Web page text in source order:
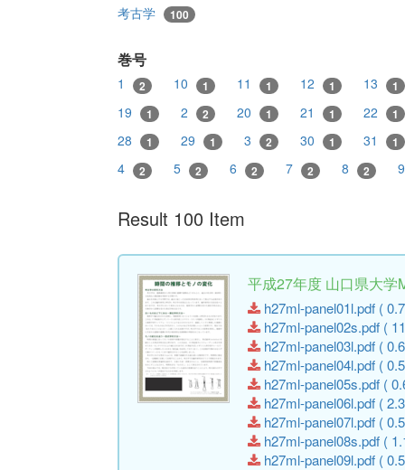
考古学 100
巻号
1 2 10 1 11 1 12 1 13 1
19 1 2 2 20 1 21 1 22 1
28 1 29 1 3 2 30 1 31 1
4 2 5 2 6 2 7 2 8 2
Result 100 Item
平成27年度 山口県大学
h27ml-panel01l.pdf (
h27ml-panel02s.pdf (
h27ml-panel03l.pdf (
h27ml-panel04l.pdf (
h27ml-panel05s.pdf (
h27ml-panel06l.pdf (
h27ml-panel07l.pdf (
h27ml-panel08s.pdf (
h27ml-panel09l.pdf (